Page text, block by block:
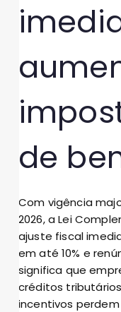
de
Com vigência
2026, a Lei
ajuste fiscal
em até 10% e
significa que
créditos
incentivos